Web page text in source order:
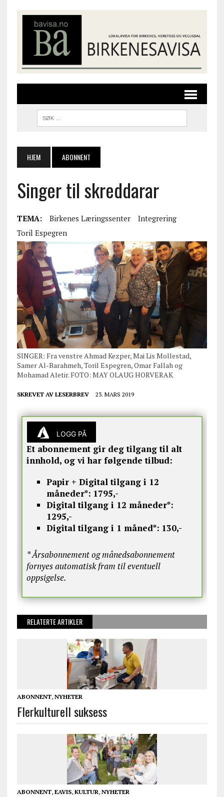
HJEM ABONNENT
Singer til skreddarar
TEMA: Birkenes Læringssenter
Integrering
Toril Espegren
SINGER: Fra venstre Ahmad Kezper, Mai Lis Mollestad,
Samer Al-Barahmeh, Toril Espegren, Omar Fallah og
Mohamad Aletir. FOTO: MAY OLAUG HORVERAK
SKREVET AV LESERBREV 23. MARS 2019
LOGG PÅ
Et abonnement gir deg tilgang til alt
innhold, og vi har følgende tilbud:
Papir + Digital tilgang i 12
måneder*: 1795,-
Digital tilgang i 12 måneder*:
1295,-
Digital tilgang i 1 måned*: 130,-
* Årsabonnement og månedsabonnement
fornyes automatisk fram til eventuell
oppsigelse.
RELATERTE ARTIKLER
ABONNENT, NYHETER
Flerkulturell suksess
ABONNENT, EAVIS, KULTUR, NYHETER